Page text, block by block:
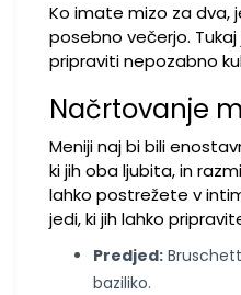
Ko imate mizo za dva,
posebno večerjo.
pripraviti nepozabno
Načrtovanje
Meniji naj bi bili
ki jih oba ljubita, in
lahko postrežete v
jedi, ki jih lahko
Predjed:
baziliko.